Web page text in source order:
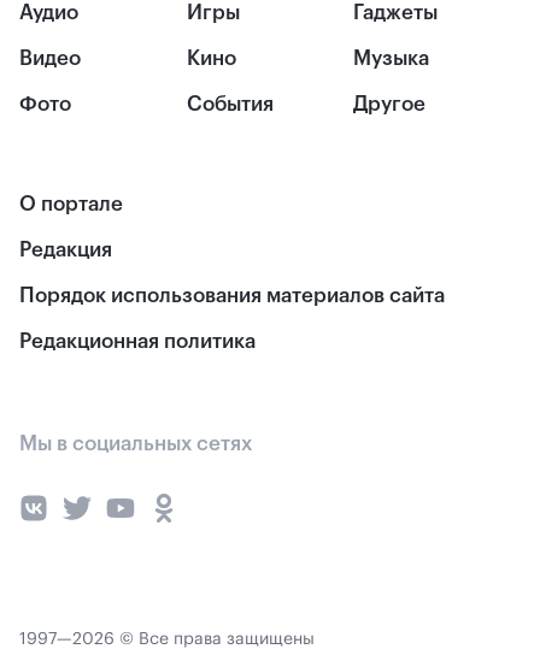
Аудио
Видео
Фото
Игры
Кино
События
Гаджеты
Музыка
Другое
О портале
Редакция
Порядок использования материалов сайта
Редакционная политика
Мы в социальных сетях
1997—2026 © Все права защищены